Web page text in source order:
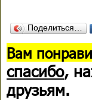
Поделиться…
Вам
спасибо,
друзьям.